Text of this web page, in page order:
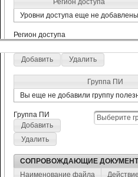
Уровни доступа еще не добавлены
Регион доступа
Добавить Удалить
Группа ПИ
Вы еще не добавили группу
Группа ПИ
Выберите
Добавить
Удалить
СОПРОВОЖДАЮЩИЕ
Наименование файла
Действие